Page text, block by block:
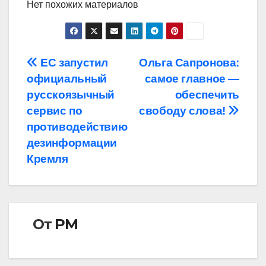
Нет похожих материалов
Навигация
по
записям
Ольга Сапронова:
самое главное —
обеспечить
свободу слова!
ЕС запустил
официальный
русскоязычный
сервис по
противодействию
дезинформации
Кремля
От РМ